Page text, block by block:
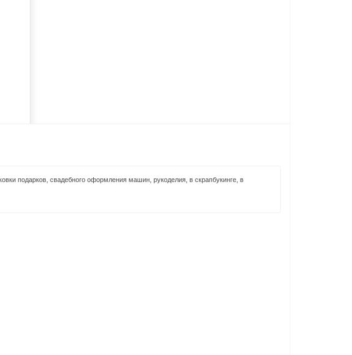
подарков, свадебного оформления машин, рукоделия, в скрапбукинге, в